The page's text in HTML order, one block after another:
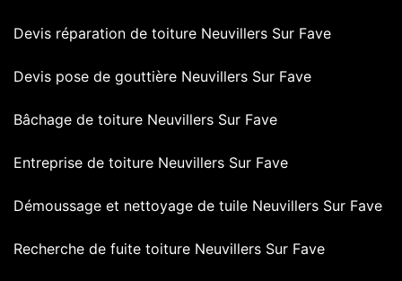
Devis réparation de toiture Neuvillers Sur Fave
Devis pose de gouttière Neuvillers Sur Fave
Bâchage de toiture Neuvillers Sur Fave
Entreprise de toiture Neuvillers Sur Fave
Démoussage et nettoyage de tuile Neuvillers Sur Fave
Recherche de fuite toiture Neuvillers Sur Fave